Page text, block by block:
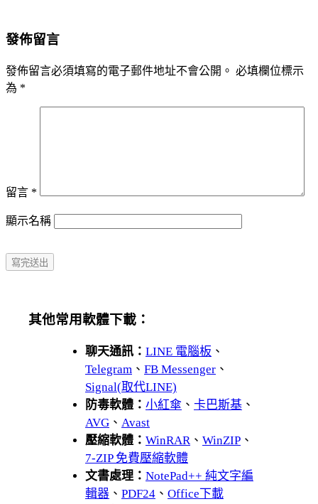
發佈留言
發佈留言必須填寫的電子郵件地址不會公開。 必填欄位標示
為 *
留言 *
顯示名稱
其他常用軟體下載：
聊天通訊： LINE 電腦板 、
Telegram 、 FB Messenger 、
Signal(取代LINE)
防毒軟體： 小紅傘 、 卡巴斯基 、
AVG 、 Avast
壓縮軟體： WinRAR、 WinZIP 、
7-ZIP 免費壓縮軟體
文書處理： NotePad++ 純文字編
輯器 、 PDF24 、 Office下載